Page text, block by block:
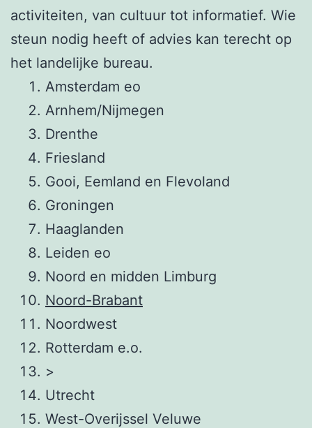
activiteiten, van cultuur tot informatief. Wie
steun nodig heeft of advies kan terecht op
het landelijke bureau.
Amsterdam eo
Arnhem/Nijmegen
Drenthe
Friesland
Gooi, Eemland en Flevoland
Groningen
Haaglanden
Leiden eo
Noord en midden Limburg
Noord-Brabant
Noordwest
Rotterdam e.o.
>
Utrecht
West-Overijssel Veluwe